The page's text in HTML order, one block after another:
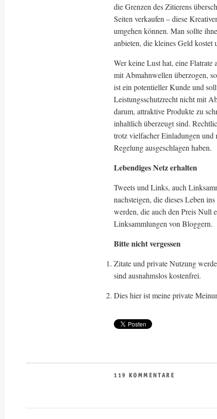
die Grenzen des Zitierens
Seiten verkaufen – diese
umgehen können. Man sollte
anbieten, die kleines Geld kostet
Wer keine Lust hat, eine
mit Abmahnwellen überzogen,
ist ein potentieller Kunde und
Leistungsschutzrecht nicht mit
darum, attraktive Produkte zu
inhaltlich überzeugt sind.
trotz vielfacher Einladungen und
Regelung ausgeschlagen haben.
Lebendiges Netz erhalten
Tweets und Links, auch
nachsteigen, die dieses Leben
werden, die auch den Preis Null
Linksammlungen von Bloggern.
Bitte nicht vergessen
Zitate und private Nutzung
sind ausnahmslos kostenfrei.
Dies hier ist meine private
119 KOMMENTARE